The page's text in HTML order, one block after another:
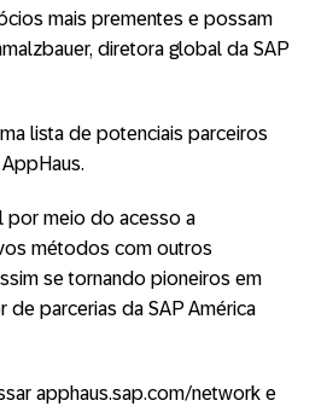
mais prementes e possam
diretora global da SAP
lista de potenciais parceiros
por meio do acesso a
métodos com outros
se tornando pioneiros em
de parcerias da SAP América
apphaus.sap.com/network e